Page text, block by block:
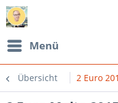
Menü
Übersicht 2 Euro